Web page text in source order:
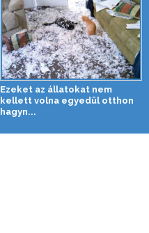
Ezeket az állatokat nem
kellett volna egyedül otthon
hagyn...